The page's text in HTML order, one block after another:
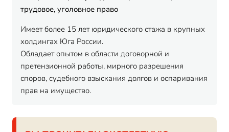
трудовое, уголовное право
Имеет более 15 лет юридического стажа в крупных
холдингах Юга России.
Обладает опытом в области договорной и
претензионной работы, мирного разрешения
споров, судебного взыскания долгов и оспаривания
прав на имущество.